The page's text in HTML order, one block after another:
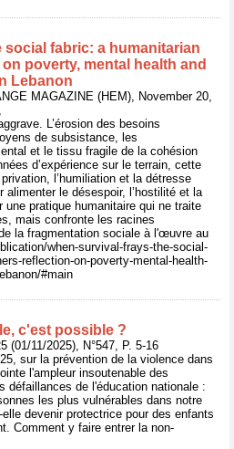
fabric: a humanitarian
poverty, mental health and
Lebanon
MAGAZINE (HEM), November 20,
L’érosion des besoins
de subsistance, les
et le tissu fragile de la cohésion
d’expérience sur le terrain, cette
l’humiliation et la détresse
le désespoir, l’hostilité et la
une pratique humanitaire qui ne traite
mais confronte les racines
la fragmentation sociale à l'œuvre au
when-survival-frays-the-social-
reflection-on-poverty-mental-health-
#main
c'est possible ?
(01/11/2025), N°547, P. 5-16
sur la prévention de la violence dans
l'ampleur insoutenable des
défaillances de l'éducation nationale :
les plus vulnérables dans notre
devenir protectrice pour des enfants
Comment y faire entrer la non-